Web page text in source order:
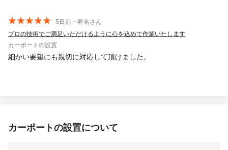
5日前・匿名さん
プロの技術でご満足いただけるように心を込めて作業いたします
カーポートの設置
細かい要望にも親切に対応して頂けました。
カーポートの設置について